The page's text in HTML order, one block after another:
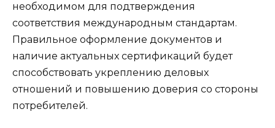
необходимом для подтверждения
соответствия международным стандартам.
Правильное оформление документов и
наличие актуальных сертификаций будет
способствовать укреплению деловых
отношений и повышению доверия со стороны
потребителей.